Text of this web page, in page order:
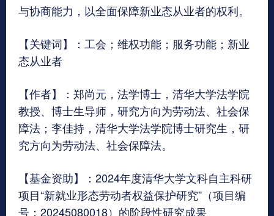
与协商能力，以全面保障新业态从业者的权利。
【关键词】：工会；维权功能；服务功能；新业
态从业者
【作者】：郑尚元，法学博士，清华大学法学院
教授、博士生导师，研究方向为劳动法、社会保
障法；李佳持，清华大学法学院博士研究生，研
究方向为劳动法、社会保障法。
【基金资助】：2024年度清华大学文科自主科研
项目“新就业形态劳动者权益保护研究”（项目编
号：20245080018）的阶段性研究成果